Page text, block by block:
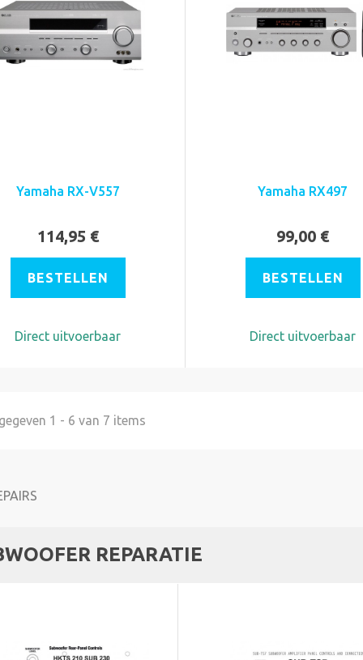
Yamaha RX-V557
114,95 €
BESTELLEN
Direct uitvoerbaar
Yamaha RX497
99,00 €
BESTELLEN
Direct uitvoerbaar
1 - 6 van 7 items
REPARATIE